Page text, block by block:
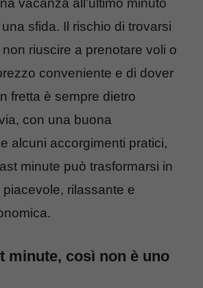
vacanza all’ultimo minuto
sfida. Il rischio di trovarsi
riuscire a prenotare voli o
conveniente e di dover
fretta è sempre dietro
con una buona
alcuni accorgimenti pratici,
minute può trasformarsi in
piacevole, rilassante e
minute, così non è uno